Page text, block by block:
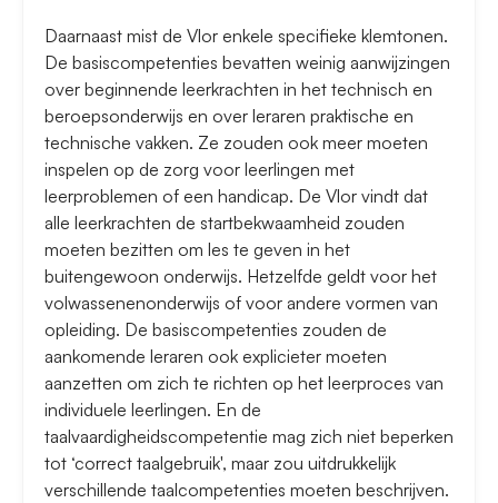
Daarnaast mist de Vlor enkele specifieke klemtonen.
De basiscompetenties bevatten weinig aanwijzingen
over beginnende leerkrachten in het technisch en
beroepsonderwijs en over leraren praktische en
technische vakken. Ze zouden ook meer moeten
inspelen op de zorg voor leerlingen met
leerproblemen of een handicap. De Vlor vindt dat
alle leerkrachten de startbekwaamheid zouden
moeten bezitten om les te geven in het
buitengewoon onderwijs. Hetzelfde geldt voor het
volwassenenonderwijs of voor andere vormen van
opleiding. De basiscompetenties zouden de
aankomende leraren ook explicieter moeten
aanzetten om zich te richten op het leerproces van
individuele leerlingen. En de
taalvaardigheidscompetentie mag zich niet beperken
tot ‘correct taalgebruik', maar zou uitdrukkelijk
verschillende taalcompetenties moeten beschrijven.